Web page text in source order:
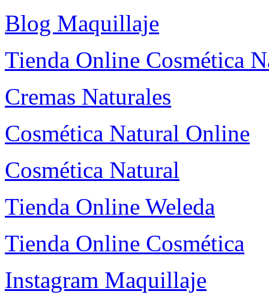
Blog Maquillaje
Tienda Online Cosmética
Cremas Naturales
Cosmética Natural Online
Cosmética Natural
Tienda Online Weleda
Tienda Online Cosmética
Instagram Maquillaje